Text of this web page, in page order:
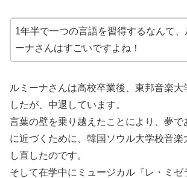
1年半で一つの言語を習得するなんて、
ーナさんはすごいですよね！
ルミーナさんは高校卒業後、東邦音楽大
したが、中退しています。
言葉の壁を乗り越えたことにより、夢で
に近づくために、韓国ソウル大学校音楽
し直したのです。
そして在学中にミュージカル『レ・ミゼ